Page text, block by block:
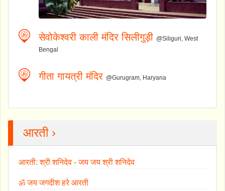
सेवोकेश्वरी काली मंदिर सिलीगुड़ी @Siliguri, West
Bengal
गीता गायत्री मंदिर @Gurugram, Haryana
आरती ›
आरती: श्री शनिदेव - जय जय श्री शनिदेव
ॐ जय जगदीश हरे आरती